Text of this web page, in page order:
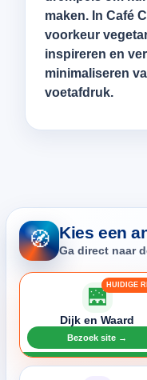
maken. In Café
voorkeur
inspireren en
minimaliseren
voetafdruk.
🧭 Kies een
Ga direct naar
🌉
Dijk en Waard
Bezoek site →